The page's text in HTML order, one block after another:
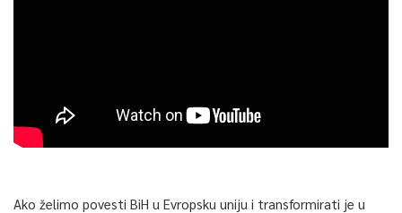
Ako želimo povesti BiH u Evropsku uniju i transformirati je u